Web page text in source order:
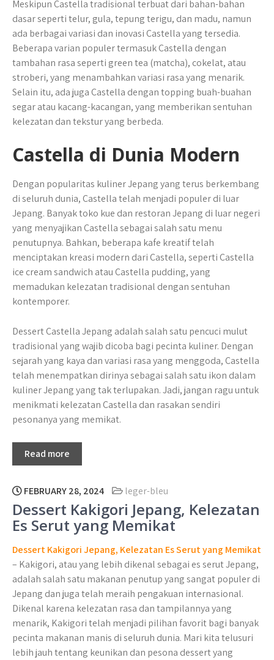
Meskipun Castella tradisional terbuat dari bahan-bahan
dasar seperti telur, gula, tepung terigu, dan madu, namun
ada berbagai variasi dan inovasi Castella yang tersedia.
Beberapa varian populer termasuk Castella dengan
tambahan rasa seperti green tea (matcha), cokelat, atau
stroberi, yang menambahkan variasi rasa yang menarik.
Selain itu, ada juga Castella dengan topping buah-buahan
segar atau kacang-kacangan, yang memberikan sentuhan
kelezatan dan tekstur yang berbeda.
Castella di Dunia Modern
Dengan popularitas kuliner Jepang yang terus berkembang
di seluruh dunia, Castella telah menjadi populer di luar
Jepang. Banyak toko kue dan restoran Jepang di luar negeri
yang menyajikan Castella sebagai salah satu menu
penutupnya. Bahkan, beberapa kafe kreatif telah
menciptakan kreasi modern dari Castella, seperti Castella
ice cream sandwich atau Castella pudding, yang
memadukan kelezatan tradisional dengan sentuhan
kontemporer.
Dessert Castella Jepang adalah salah satu pencuci mulut
tradisional yang wajib dicoba bagi pecinta kuliner. Dengan
sejarah yang kaya dan variasi rasa yang menggoda, Castella
telah menempatkan dirinya sebagai salah satu ikon dalam
kuliner Jepang yang tak terlupakan. Jadi, jangan ragu untuk
menikmati kelezatan Castella dan rasakan sendiri
pesonanya yang memikat.
Read more
FEBRUARY 28, 2024 leger-bleu
Dessert Kakigori Jepang, Kelezatan
Es Serut yang Memikat
Dessert Kakigori Jepang, Kelezatan Es Serut yang Memikat
– Kakigori, atau yang lebih dikenal sebagai es serut Jepang,
adalah salah satu makanan penutup yang sangat populer di
Jepang dan juga telah meraih pengakuan internasional.
Dikenal karena kelezatan rasa dan tampilannya yang
menarik, Kakigori telah menjadi pilihan favorit bagi banyak
pecinta makanan manis di seluruh dunia. Mari kita telusuri
lebih jauh tentang keunikan dan pesona dessert yang